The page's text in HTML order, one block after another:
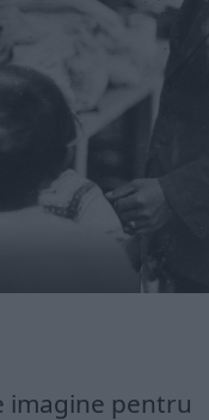
imagine pentru